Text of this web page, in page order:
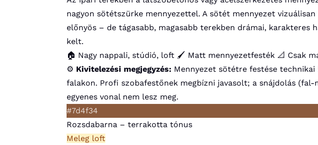
nagyon sötétszürke mennyezettel. A sötét mennyezet
előnyös – de tágasabb, magasabb terekben drámai,
kelt.
🏠 Nagy nappali, stúdió, loft 🖌️ Matt mennyezetfesték 📐 Csak
⚙️ Kivitelezési megjegyzés: Mennyezet sötétre festése
falakon. Profi szobafestőnek megbízni javasolt; a snájdolás
egyenes vonal nem lesz meg.
#7d4f34
Rozsdabarna – terrakotta tónus
Meleg loft